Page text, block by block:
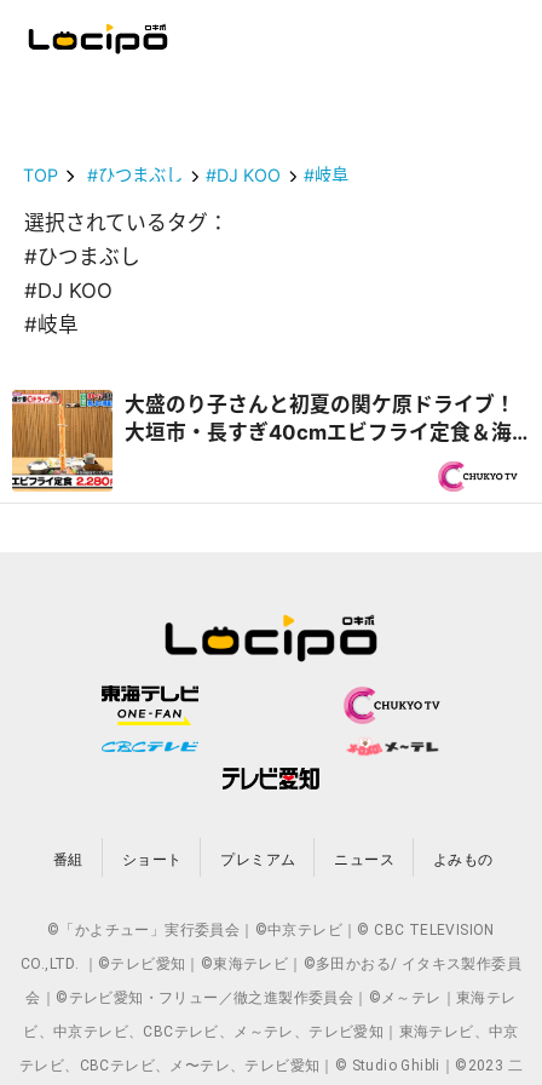
TOP #ひつまぶし #DJ KOO #岐阜
選択されているタグ：
#ひつまぶし
#DJ KOO
#岐阜
大盛のり子さんと初夏の関ケ原ドライブ！
大垣市・長すぎ40cmエビフライ定食＆海
津市・飛騨牛中華食べ放題！？『PS純金
番組 ショート プレミアム ニュース よみもの
©「かよチュー」実行委員会｜©中京テレビ｜© CBC TELEVISION
CO.,LTD. ｜©テレビ愛知｜©東海テレビ｜©多田かおる/ イタキス製作委員
会｜©テレビ愛知・フリュー／徹之進製作委員会｜©メ～テレ｜東海テレ
ビ、中京テレビ、CBCテレビ、メ～テレ、テレビ愛知｜東海テレビ、中京
テレビ、CBCテレビ、メ〜テレ、テレビ愛知｜© Studio Ghibli｜©2023 二